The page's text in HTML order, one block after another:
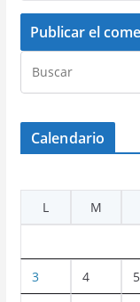
Calendario
L
M
3 4 5